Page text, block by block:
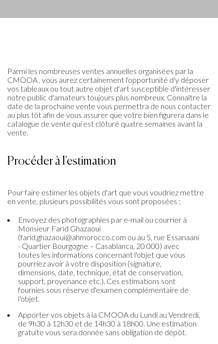
Parmi les nombreuses ventes annuelles organisées par la
CMOOA , vous aurez certainement l'opportunité d'y déposer
vos tableaux ou tout autre objet d'art susceptible d'intéresser
notre public d'amateurs toujours plus nombreux. Connaître la
date de la prochaine vente vous permettra de nous contacter
au plus tôt afin de vous assurer que votre bien figurera dans le
catalogue de vente qui est clôturé quatre semaines avant la
vente.
Procéder à l'estimation
Pour faire estimer les objets d'art que vous voudriez mettre
en vente, plusieurs possibilités vous sont proposées :
Envoyez des photographies par e-mail ou courrier à
Monsieur Farid Ghazaoui
(farid.ghazaoui@ahmorocco.com ou au 5, rue Essanaani
- Quartier Bourgogne – Casablanca, 20 000) avec
toutes les informations concernant l'objet que vous
pourriez avoir à votre disposition (signature,
dimensions, date, technique, état de conservation,
support, provenance etc.). Ces estimations sont
fournies sous réserve d'examen complémentaire de
l'objet.
Apporter vos objets à la CMOOA du Lundi au Vendredi,
de 9h30 à 12h30 et de 14h30 à 18h00. Une estimation
gratuite vous sera donnée sans obligation de dépôt.